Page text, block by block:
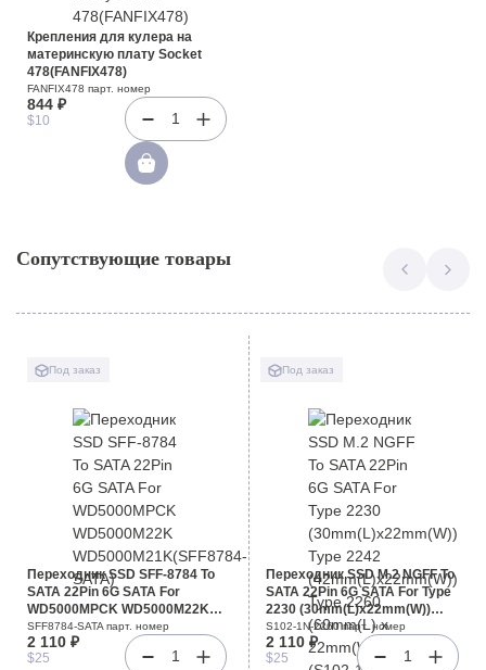
Крепления для кулера на
материнскую плату Socket
478(FANFIX478)
FANFIX478 парт. номер
844 ₽
$10 1
Сопутствующие товары
Под заказ
Переходник SSD SFF-8784 To
SATA 22Pin 6G SATA For
WD5000MPCK WD5000M22K
WD5000M21K(SFF8784-SATA)
SFF8784-SATA парт. номер
2 110 ₽
$25 1
Под заказ
Переходник SSD M.2 NGFF To
SATA 22Pin 6G SATA For Type
2230 (30mm(L)x22mm(W))
Type 2242
(42mm(L)x22mm(W)) Type
2260 (60mm(L) x 22mm(W))
S102-1N-2260 парт. номер
2 110 ₽
$25 1